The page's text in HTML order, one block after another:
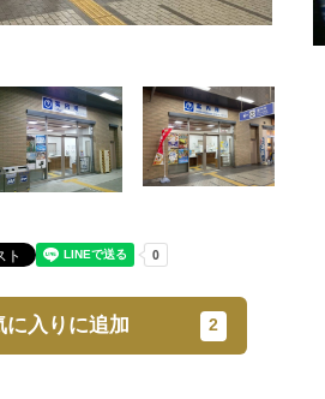
に入りに追加